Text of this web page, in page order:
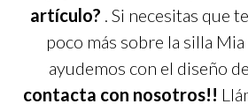
artículo? . Si necesitas que
poco más sobre la silla
ayudemos con el diseño
contacta con nosotros!!